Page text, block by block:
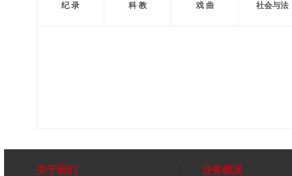
纪 录
科 教
戏 曲
社会与法
关于我们 业务概况